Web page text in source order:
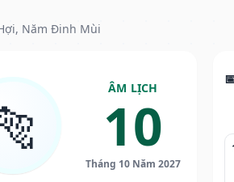
Năm Đinh Mùi
ÂM LỊCH
10
Tháng 10 Năm 2027